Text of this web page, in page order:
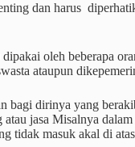
dan harus
oleh beberapa
ataupun
dirinya yang
jasa Misalnya
tidak masuk akal di